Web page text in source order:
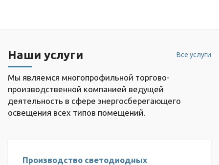
Все услуги
Наши услуги
Мы являемся многопрофильной торгово-
производственной компанией ведущей
деятельность в сфере энергосберегающего
освещения всех типов помещений.
Производство светодиодных